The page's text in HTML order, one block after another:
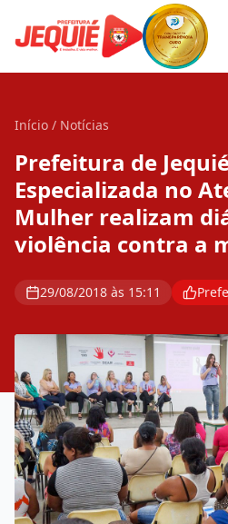
Início / Notícias
Prefeitura de
Especializada no
Mulher realizam
violência contra a
29/08/2018 às 15:11